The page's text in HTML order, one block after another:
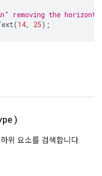
removing the
(14, 25);
위 요소를 검색합니다.